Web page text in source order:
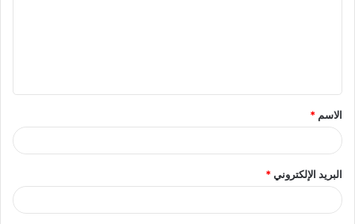
ق
*
الاسم *
البريد الإلكتروني*